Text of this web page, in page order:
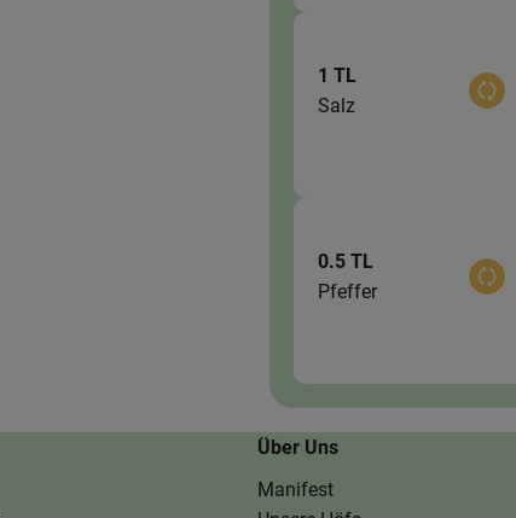
1 TL
Salz
0.5 TL
Pfeffer
Über Uns
Manifest